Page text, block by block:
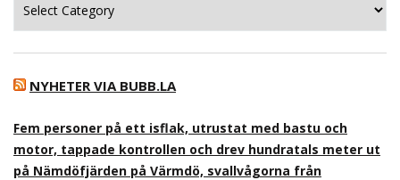
NYHETER VIA BUBB.LA
Fem personer på ett isflak, utrustat med bastu och
motor, tappade kontrollen och drev hundratals meter ut
på Nämdöfjärden på Värmdö, svallvågorna från